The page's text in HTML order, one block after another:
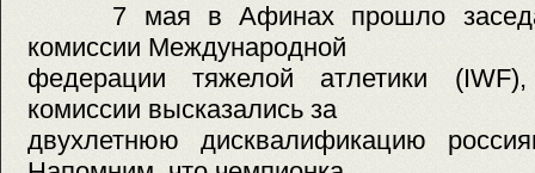
7 мая в Афинах прошло
комиссии Международной
федерации тяжелой атлетики
комиссии высказались за
двухлетнюю дисквалификацию